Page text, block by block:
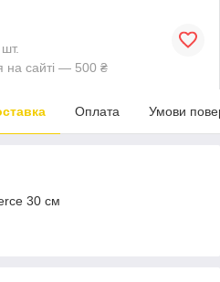
на сайті — 500 ₴
Оплата Умови
30 см